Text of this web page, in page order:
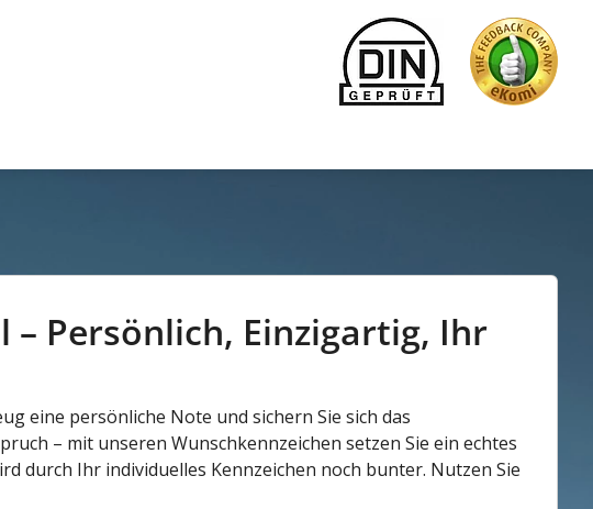
– Persönlich, Einzigartig, Ihr
eine persönliche Note und sichern Sie sich das
– mit unseren Wunschkennzeichen setzen Sie ein echtes
durch Ihr individuelles Kennzeichen noch bunter. Nutzen Sie